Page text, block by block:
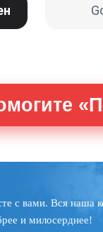
с вами. Вся
и милосерднее!